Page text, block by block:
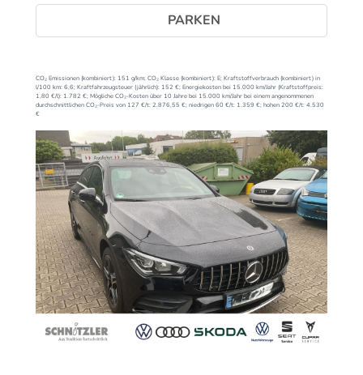
PARKEN
CO₂ Emissionen (kombiniert): 151 g/km;CO₂ Klasse (kombiniert):E;Kraftstoffverbrauch (kombiniert) in
l/100 km:6,6;Kraftfahrzeugsteuer (jährlich): 152 €;Energiekosten bei 15.000 km/Jahr (Kraftstoffpreis:
1,80 €/l): 1.782 €;Mögliche CO₂-Kosten über 10 Jahre bei 15.000 km/Jahr bei einem angenommenen
durchschnittlichen CO₂-Preis von 127 €/t:2.876,55 €; niedrigen 60 €/t: 1.359 €; hohen 200 €/t: 4.530
€